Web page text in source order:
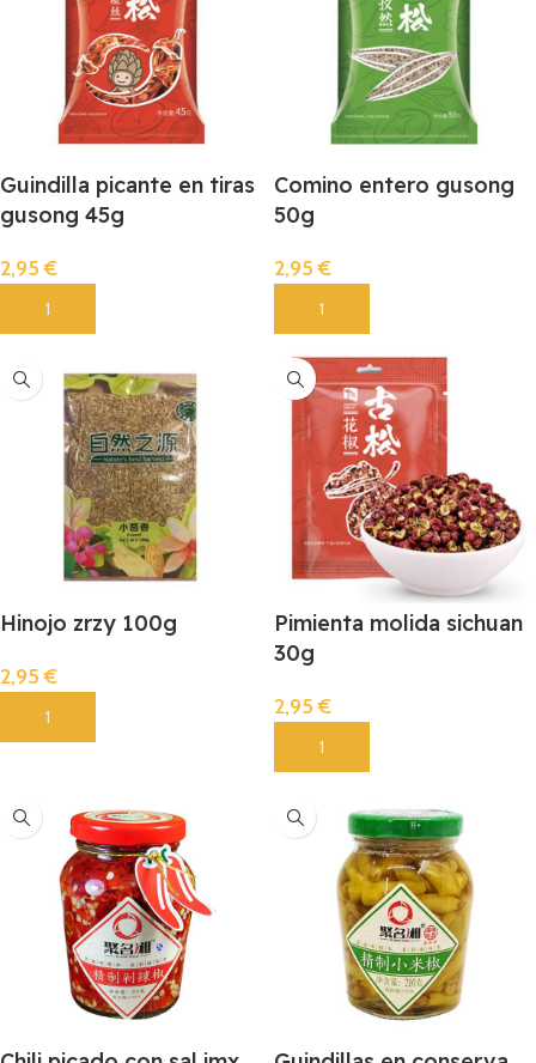
Guindilla picante en tiras
gusong 45g
2,95€
Añadir
Comino entero gusong
50g
2,95€
Añadir
Hinojo zrzy 100g
2,95€
Añadir
Pimienta molida sichuan
30g
2,95€
Añadir